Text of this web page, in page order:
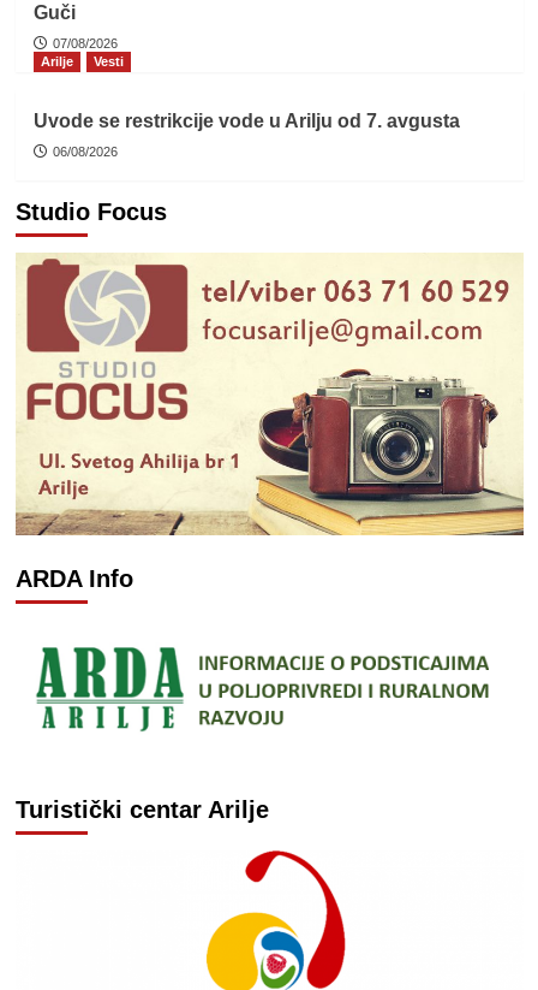
Guči
07/08/2026
Arilje
Vesti
Uvode se restrikcije vode u Arilju od 7. avgusta
06/08/2026
Studio Focus
ARDA Info
Turistički centar Arilje